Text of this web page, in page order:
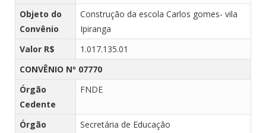
Objeto do
Convênio
Construção da escola Carlos gomes- vila
Ipiranga
Valor R$
1.017.135.01
CONVÊNIO Nº 07770
Órgão
Cedente
FNDE
Órgão
Secretária de Educação